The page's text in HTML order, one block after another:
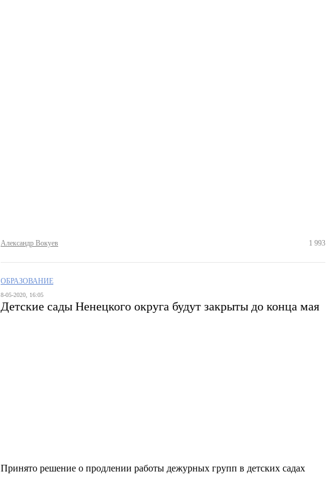
Александр Вокуев 1 993
ОБРАЗОВАНИЕ
8-05-2020, 16:05
Детские сады Ненецкого округа будут закрыты до конца мая
Принято решение о продлении работы дежурных групп в детских садах